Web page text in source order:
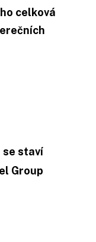
celková
se staví
Group